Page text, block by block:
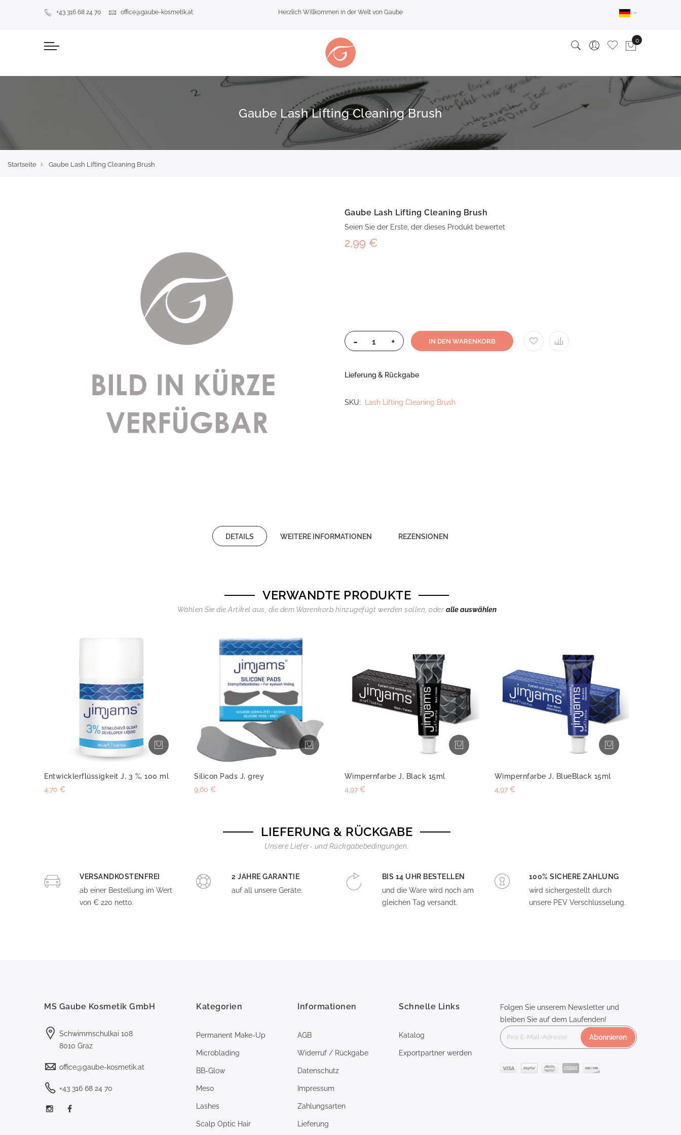
+43 316 68 24 70 office@gaube-kosmetik.at Herzlich Willkommen in der Welt von Gaube
Gaube Lash Lifting Cleaning Brush
Startseite Gaube Lash Lifting Cleaning Brush
Gaube Lash Lifting Cleaning Brush
Seien Sie der Erste, der dieses Produkt bewertet
2,99 €
- + IN DEN WARENKORB
Lieferung & Rückgabe
SKU Lash Lifting Cleaning Brush
DETAILS WEITERE INFORMATIONEN REZENSIONEN
VERWANDTE PRODUKTE
Wählen Sie die Artikel aus, die dem Warenkorb hinzugefügt werden sollen, oder alle auswählen
Entwicklerflüssigkeit J, 3 %, 100 ml
4,70 €
Silicon Pads J, grey
9,60 €
Wimpernfarbe J, Black 15ml
4,97 €
Wimpernfarbe J, BlueBlack 15ml
4,97 €
LIEFERUNG & RÜCKGABE
Unsere Liefer- und Rückgabebedingungen.
VERSANDKOSTENFREI
ab einer Bestellung im Wert
von € 220 netto.
2 JAHRE GARANTIE
auf all unsere Geräte.
BIS 14 UHR BESTELLEN
und die Ware wird noch am
gleichen Tag versandt.
100% SICHERE ZAHLUNG
wird sichergestellt durch
unsere PEV Verschlüsselung.
MS Gaube Kosmetik GmbH
Schwimmschulkai 108
8010 Graz
office@gaube-kosmetik.at
+43 316 68 24 70
Kategorien
Permanent Make-Up
Microblading
BB-Glow
Meso
Lashes
Scalp Optic Hair
Informationen
AGB
Widerruf / Rückgabe
Datenschutz
Impressum
Zahlungsarten
Lieferung
Schnelle Links
Katalog
Exportpartner werden
Folgen Sie unserem Newsletter und
bleiben Sie auf dem Laufenden!
Abonnieren